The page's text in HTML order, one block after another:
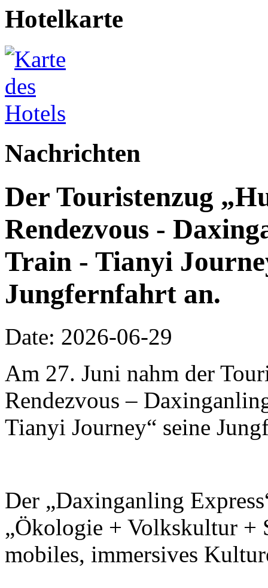
Hotelkarte
Nachrichten
Der Touristenzug
Rendezvous -
Train - Tianyi
Jungfernfahrt an.
Date: 2026-06-29
Am 27. Juni nahm der
Rendezvous –
Tianyi Journey“ seine
Der „Daxinganling
„Ökologie + Volkskultur +
mobiles, immersives